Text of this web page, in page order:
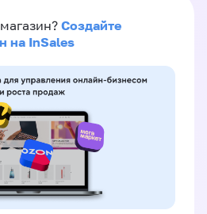
Создайте
на InSales